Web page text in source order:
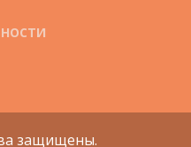
защищены.